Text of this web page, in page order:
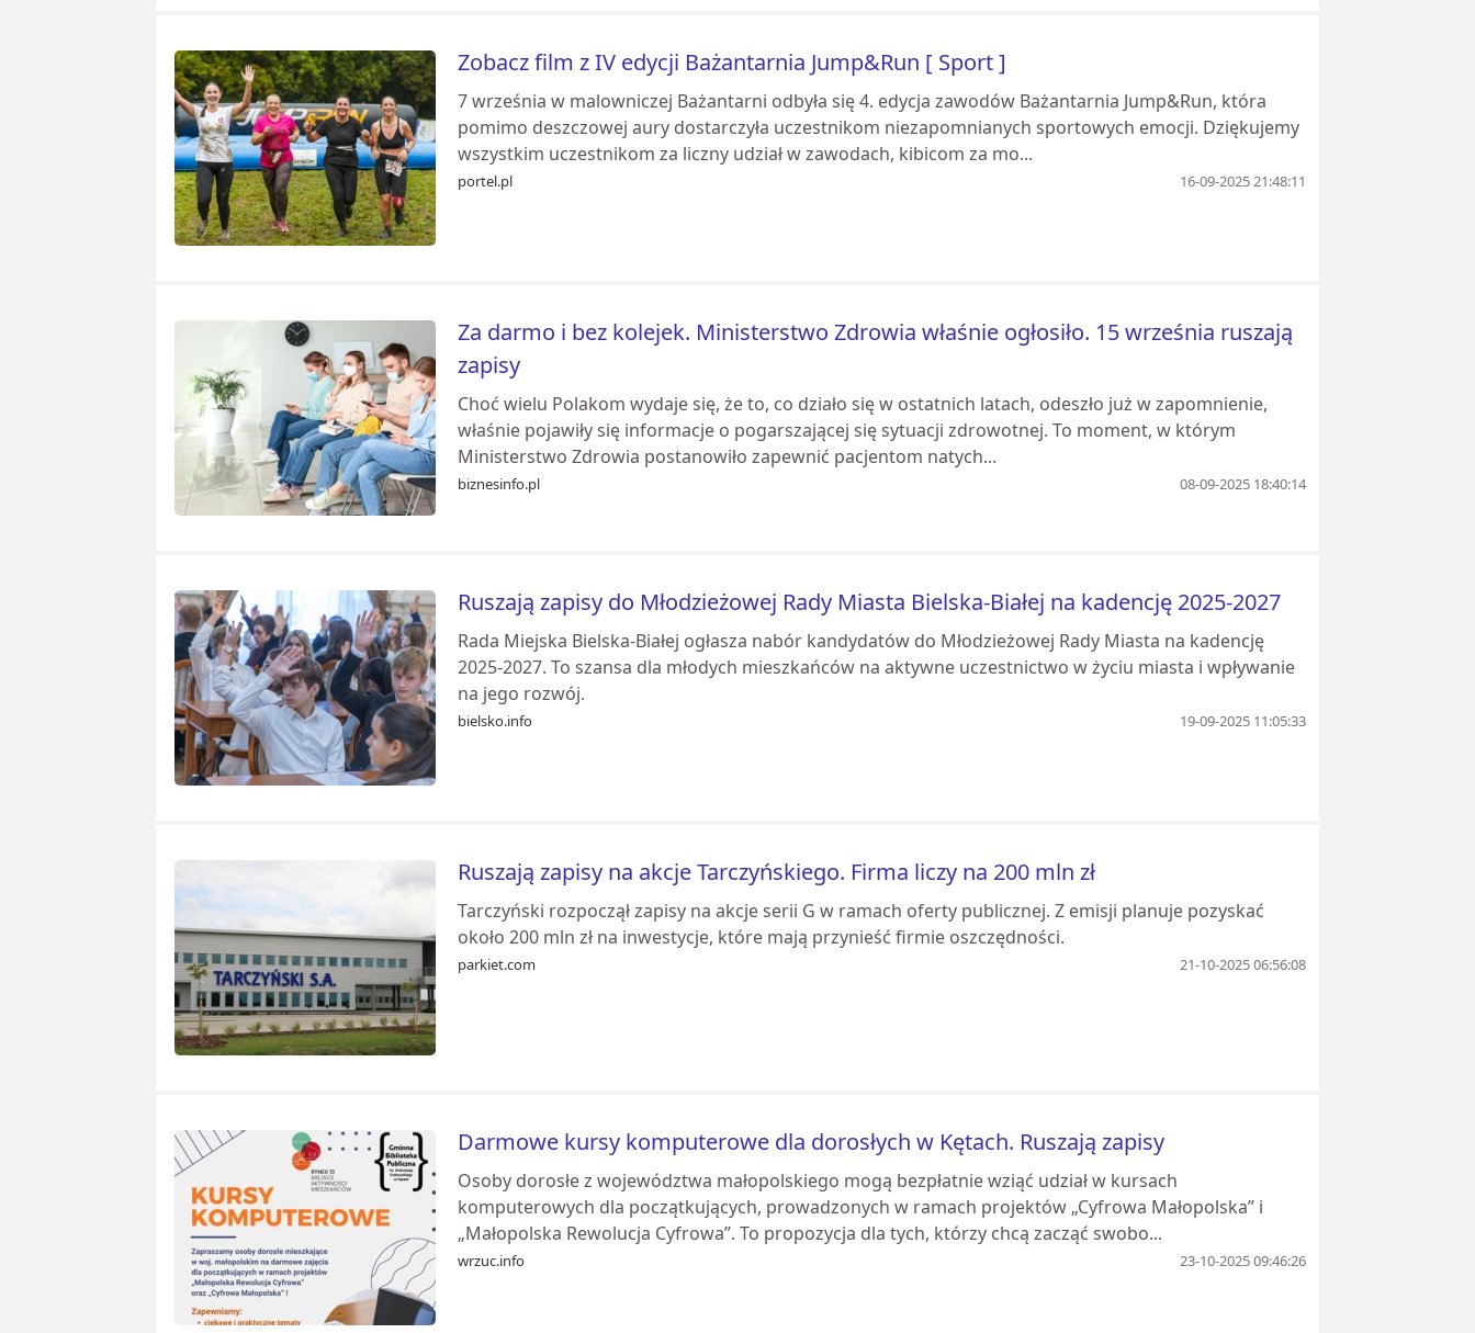
Zobacz film z IV edycji Bażantarnia Jump&Run [ Sport ]
7 września w malowniczej Bażantarni odbyła się 4. edycja zawodów Bażantarnia Jump&Run, która
pomimo deszczowej aury dostarczyła uczestnikom niezapomnianych sportowych emocji. Dziękujemy
wszystkim uczestnikom za liczny udział w zawodach, kibicom za mo...
portel.pl 16-09-2025 21:48:11
Za darmo i bez kolejek. Ministerstwo Zdrowia właśnie ogłosiło. 15 września ruszają
zapisy
Choć wielu Polakom wydaje się, że to, co działo się w ostatnich latach, odeszło już w zapomnienie,
właśnie pojawiły się informacje o pogarszającej się sytuacji zdrowotnej. To moment, w którym
Ministerstwo Zdrowia postanowiło zapewnić pacjentom natych...
biznesinfo.pl 08-09-2025 18:40:14
Ruszają zapisy do Młodzieżowej Rady Miasta Bielska-Białej na kadencję 2025-2027
Rada Miejska Bielska-Białej ogłasza nabór kandydatów do Młodzieżowej Rady Miasta na kadencję
2025-2027. To szansa dla młodych mieszkańców na aktywne uczestnictwo w życiu miasta i wpływanie
na jego rozwój.
bielsko.info 19-09-2025 11:05:33
Ruszają zapisy na akcje Tarczyńskiego. Firma liczy na 200 mln zł
Tarczyński rozpoczął zapisy na akcje serii G w ramach oferty publicznej. Z emisji planuje pozyskać
około 200 mln zł na inwestycje, które mają przynieść firmie oszczędności.
parkiet.com 21-10-2025 06:56:08
Darmowe kursy komputerowe dla dorosłych w Kętach. Ruszają zapisy
Osoby dorosłe z województwa małopolskiego mogą bezpłatnie wziąć udział w kursach
komputerowych dla początkujących, prowadzonych w ramach projektów „Cyfrowa Małopolska” i
„Małopolska Rewolucja Cyfrowa”. To propozycja dla tych, którzy chcą zacząć swobo...
wrzuc.info 23-10-2025 09:46:26